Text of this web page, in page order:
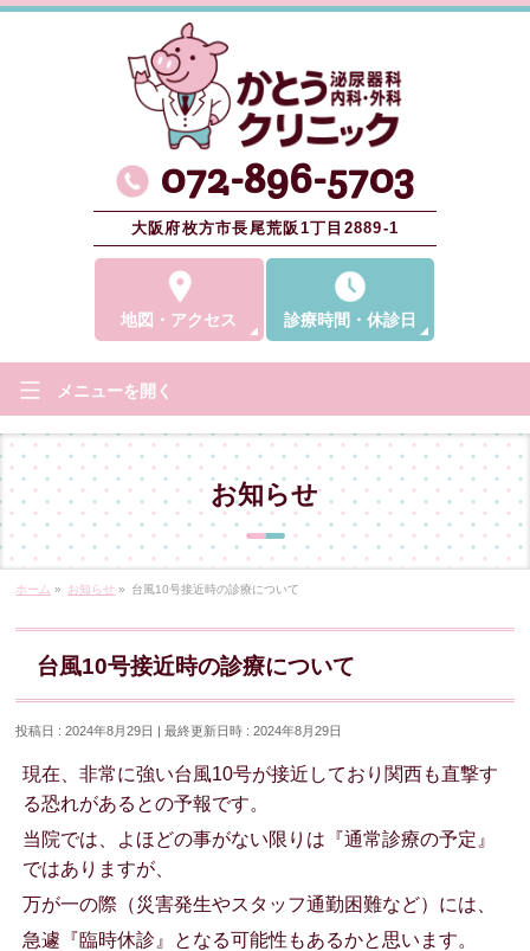
072-896-5703
大阪府枚方市長尾荒阪1丁目2889-1
地図 ・ アクセス 診療時間 ・休診日
メニューを開く
お知らせ
ホーム » お知らせ » 台風10号接近時の診療について
台風10号接近時の診療について
投稿日 : 2024年8月29日 最終更新日時 : 2024年8月29日
現在、非常に強い台風10号が接近しており関西も直撃す
る恐れがあるとの予報です。
当院では、よほどの事がない限りは『通常診療の予定』
ではありますが、
万が一の際（災害発生やスタッフ通勤困難など）には、
急遽『臨時休診』となる可能性もあるかと思います。